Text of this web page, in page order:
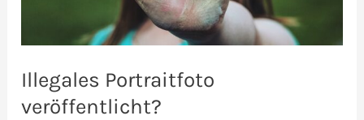
Illegales Portraitfoto
veröffentlicht?